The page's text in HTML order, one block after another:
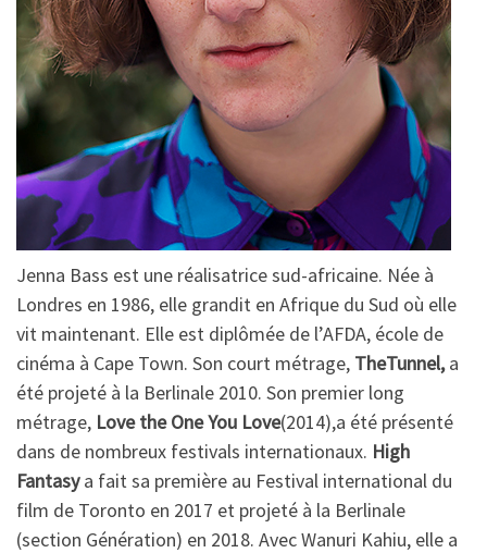
Jenna Bass est une réalisatrice sud-africaine. Née à
Londres en 1986, elle grandit en Afrique du Sud où elle
vit maintenant. Elle est diplômée de l’AFDA, école de
cinéma à Cape Town. Son court métrage, TheTunnel,a
été projeté à la Berlinale 2010. Son premier long
métrage, Love the One You Love(2014),a été présenté
dans de nombreux festivals internationaux. High
Fantasya fait sa première au Festival international du
film de Toronto en 2017 et projeté à la Berlinale
(section Génération) en 2018. Avec Wanuri Kahiu, elle a